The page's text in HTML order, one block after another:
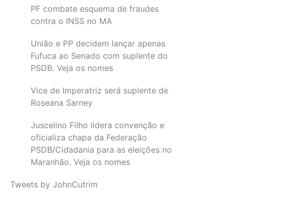
PF combate esquema de fraudes
contra o INSS no MA
União e PP decidem lançar apenas
Fufuca ao Senado com suplente do
PSDB. Veja os nomes
Vice de Imperatriz será suplente de
Roseana Sarney
Juscelino Filho lidera convenção e
oficializa chapa da Federação
PSDB/Cidadania para as eleições no
Maranhão. Veja os nomes
Tweets by JohnCutrim